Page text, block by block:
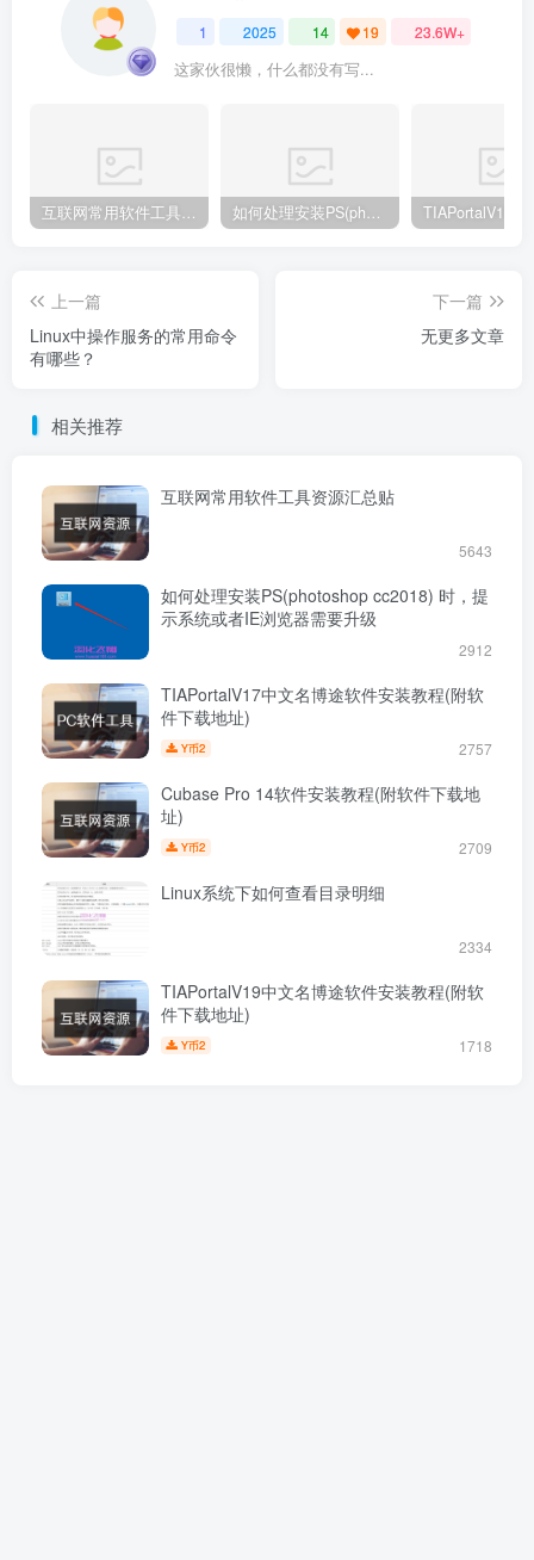
1 2025 14 19 23.6W+
这家伙很懒，什么都没有写...
互联网常用软件工具资源汇总贴 如何处理安装PS(photoshop cc2018) 时，提示系统或者IE浏览器需要升级
上一篇
Linux中操作服务的常用命令
有哪些？
下一篇
无更多文章
相关推荐
互联网常用软件工具资源汇总贴
5643
如何处理安装PS(photoshop cc2018) 时，提
示系统或者IE浏览器需要升级
2912
TIAPortalV17中文名博途软件安装教程(附软
件下载地址)
Y币2 2757
Cubase Pro 14软件安装教程(附软件下载地
址)
Y币2 2709
Linux系统下如何查看目录明细
2334
TIAPortalV19中文名博途软件安装教程(附软
件下载地址)
Y币2 1718